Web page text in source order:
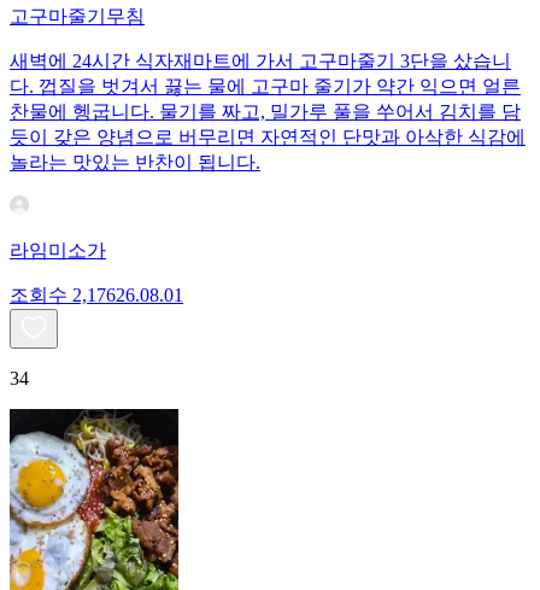
고구마줄기무침
새벽에 24시간 식자재마트에 가서 고구마줄기 3단을 샀습니
다. 껍질을 벗겨서 끓는 물에 고구마 줄기가 약간 익으면 얼른
찬물에 헹굽니다. 물기를 짜고, 밀가루 풀을 쑤어서 김치를 담
듯이 갖은 양념으로 버무리면 자연적인 단맛과 아삭한 식감에
놀라는 맛있는 반찬이 됩니다.
라임미소가
조회수 2,17626.08.01
34